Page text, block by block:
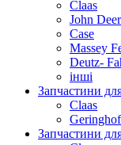
Claas
John
Case
Massey
Deutz-
інші
Запчастини
Claas
Запчастини